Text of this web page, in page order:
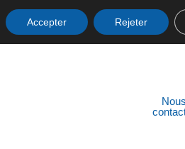
Nous
Accepter Rejeter